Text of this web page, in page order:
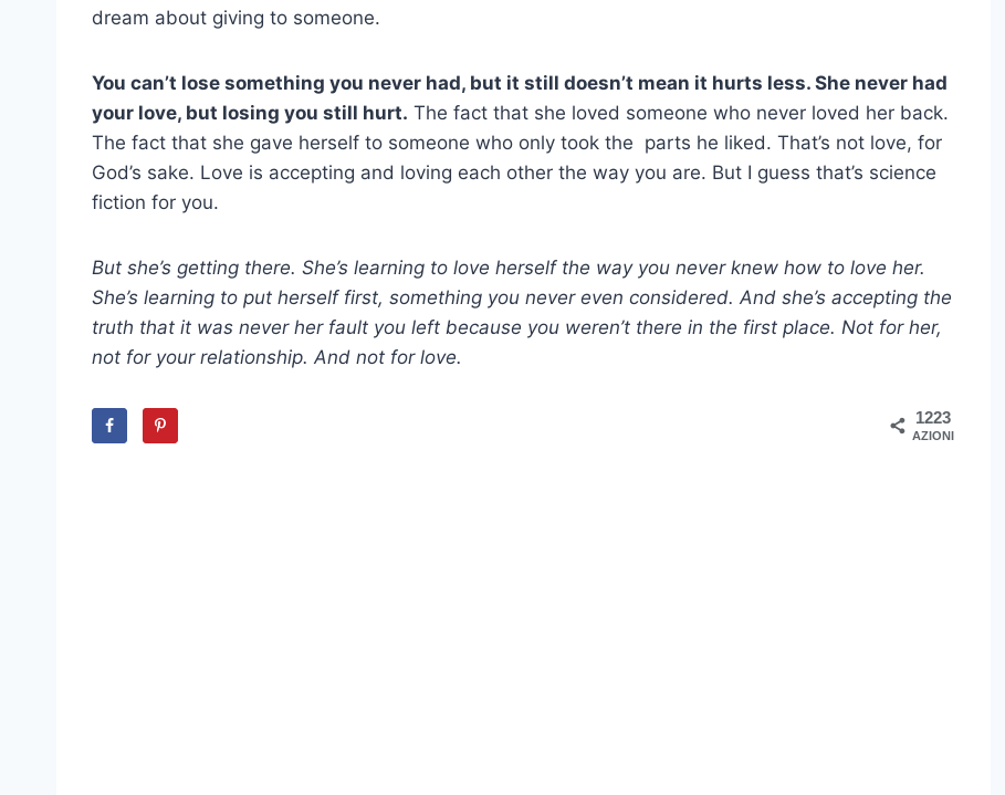
dream about giving to someone.
You can’t lose something you never had, but it still doesn’t mean it hurts less. She never had
your love, but losing you still hurt. The fact that she loved someone who never loved her back.
The fact that she gave herself to someone who only took the parts he liked. That’s not love, for
God’s sake. Love is accepting and loving each other the way you are. But I guess that’s science
fiction for you.
But she’s getting there. She’s learning to love herself the way you never knew how to love her.
She’s learning to put herself first, something you never even considered. And she’s accepting the
truth that it was never her fault you left because you weren’t there in the first place. Not for her,
not for your relationship. And not for love.
1223
AZIONI